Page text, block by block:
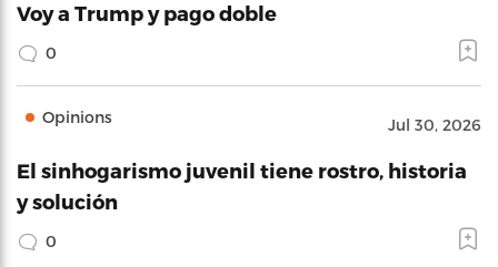
Voy a Trump y pago doble
0
Opinions Jul 30, 2026
El sinhogarismo juvenil tiene rostro, historia
y solución
0